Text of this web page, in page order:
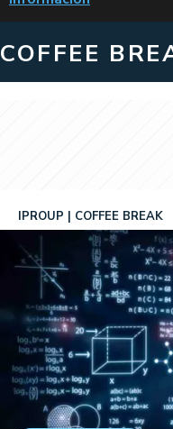
COFFEE
IPROUP COFFEE BREAK